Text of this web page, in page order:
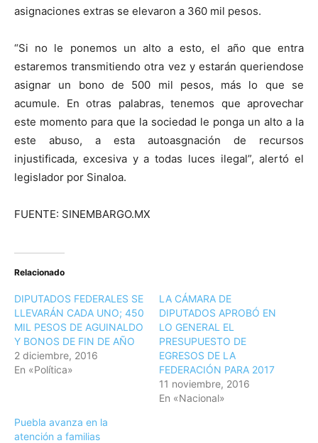
asignaciones extras se elevaron a 360 mil pesos.
“Si no le ponemos un alto a esto, el año que entra
estaremos transmitiendo otra vez y estarán queriendose
asignar un bono de 500 mil pesos, más lo que se
acumule. En otras palabras, tenemos que aprovechar
este momento para que la sociedad le ponga un alto a la
este abuso, a esta autoasgnación de recursos
injustificada, excesiva y a todas luces ilegal”, alertó el
legislador por Sinaloa.
FUENTE: SINEMBARGO.MX
Relacionado
DIPUTADOS FEDERALES SE
LLEVARÁN CADA UNO; 450
MIL PESOS DE AGUINALDO
Y BONOS DE FIN DE AÑO
2 diciembre, 2016
En «Política»
LA CÁMARA DE
DIPUTADOS APROBÓ EN
LO GENERAL EL
PRESUPUESTO DE
EGRESOS DE LA
FEDERACIÓN PARA 2017
11 noviembre, 2016
En «Nacional»
Puebla avanza en la
atención a familias